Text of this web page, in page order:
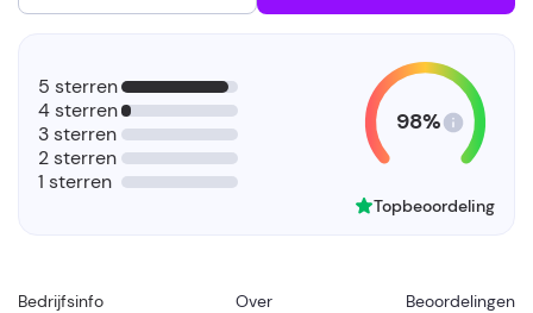
Bedrijfsinfo Over Beoordelingen
5 sterren
4 sterren
3 sterren
2 sterren
1 sterren
98%
Topbeoordeling